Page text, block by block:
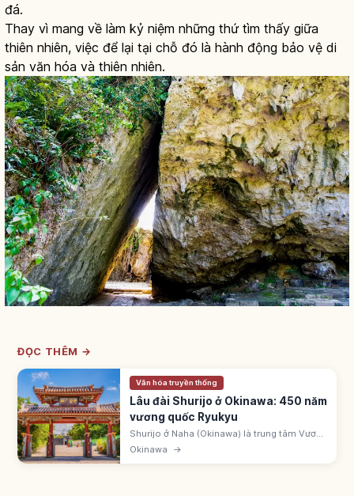
đá.
Thay vì mang về làm kỷ niệm những thứ tìm thấy giữa
thiên nhiên, việc để lại tại chỗ đó là hành động bảo vệ di
sản văn hóa và thiên nhiên.
ĐỌC THÊM →
Văn hóa truyền thống
Lâu đài Shurijo ở Okinawa: 450 năm
vương quốc Ryukyu
Shurijo ở Naha (Okinawa) là trung tâm Vương
quốc Ryukyu suốt 450 năm. UNESCO 2000.
Okinawa →